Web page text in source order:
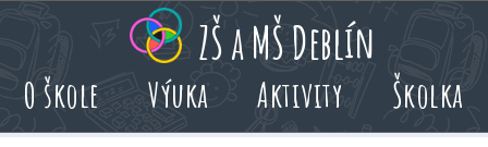
obsah
volby
akcí
ZŠ a MŠ Deblín
O škole Výuka Aktivity Školka